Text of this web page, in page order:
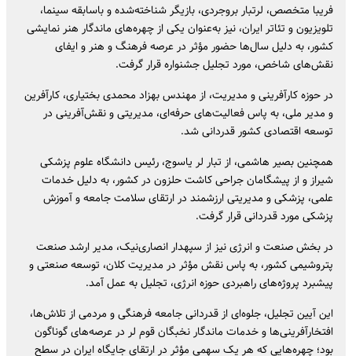
فریبا متخصص، لرتبار بروجردی، بازیگر شناخته‌شده و باسابقه سینما،
تلویزیون و تئاتر ایران، نیز به‌عنوان یکی از چهره‌های ماندگار هنر نمایشی
کشور، به دلیل سال‌ها حضور مؤثر در عرصه فرهنگ و هنر و ایفای
نقش‌های شاخص، مورد تجلیل جشنواره قرار گرفت.
در حوزه کارآفرینی و مدیریت، از مهندس بهزاد محمدی بختیاری، کارآفرین
و مدیر ملی، به پاس فعالیت‌های حرفه‌ای، مدیریتی و نقش‌آفرینی در
توسعه اقتصادی کشور قدردانی شد.
همچنین بصیر هاشمی، از تبار لر یاسوج، رئیس دانشگاه علوم پزشکی
شیراز و از پیشگامان جراحی کاشت حلزون در کشور، به دلیل خدمات
علمی، پزشکی و مدیریتی ارزشمند در ارتقای سلامت جامعه و آموزش
پزشکی مورد قدردانی قرار گرفت.
در بخش صنعت و انرژی نیز از سپهدار انصاری‌نیک، مدیر ارشد صنعت
پتروشیمی کشور، به پاس نقش مؤثر در مدیریت کلان، توسعه صنعتی و
پیشبرد پروژه‌های راهبردی حوزه انرژی، تجلیل به عمل آمد.
این آیین تجلیل، جلوه‌ای از قدردانی جامعه فرهنگی و مردمی از تلاش‌ها،
افتخارآفرینی‌ها و خدمات ماندگار نخبگان قوم لر در عرصه‌های گوناگون
بود؛ چهره‌هایی که هر یک سهمی مؤثر در ارتقای جایگاه ایران در سطح